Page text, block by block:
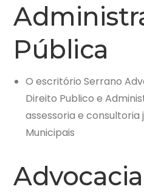
Pública
O escritório Serrano
Direito Publico e
assessoria e
Municipais